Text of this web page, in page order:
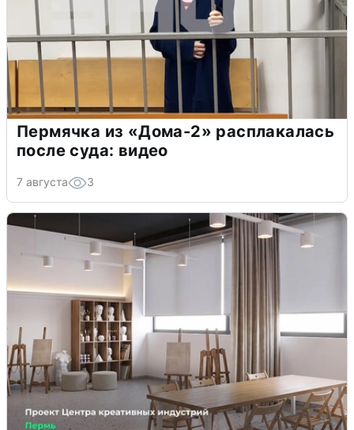
Пермячка из «Дома-2» расплакалась
после суда: видео
7 августа 3